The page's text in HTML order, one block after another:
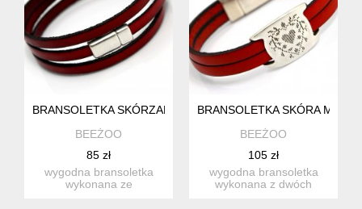
BRANSOLETKA SKÓRZANA MAGNETOOS TRIPLE WINE
BEEŻOO
85 zł
wygodna bransoletka
wykonana ze
BRANSOLETKA SKÓRA
BEEŻOO
105 zł
wygodna bransoletka
wykonana z dwóch